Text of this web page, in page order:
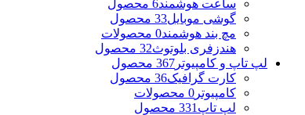
ساعت هوشمند6 محصول
گوشی موبایل33 محصول
مچ بند هوشمند0 محصولات
هندزفری بلوتوث32 محصول
لپ تاپ و کامپیوتر 367 محصول
کارت گرافیک36 محصول
کامپیوتر 0 محصولات
لپ تاپ 331 محصول